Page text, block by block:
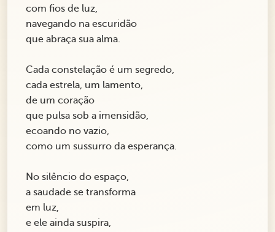
com fios de luz,
navegando na escuridão
que abraça sua alma.
Cada constelação é um segredo,
cada estrela, um lamento,
de um coração
que pulsa sob a imensidão,
ecoando no vazio,
como um sussurro da esperança.
No silêncio do espaço,
a saudade se transforma
em luz,
e ele ainda suspira,